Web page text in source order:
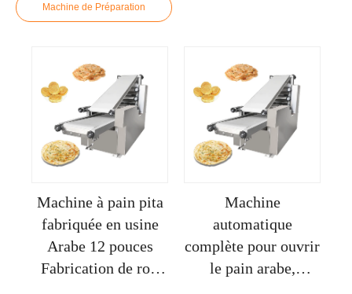
Machine de Préparation
Machine à pain pita
fabriquée en usine
Arabe 12 pouces
Fabrication de roti
Machine
automatique
complète pour ouvrir
le pain arabe,